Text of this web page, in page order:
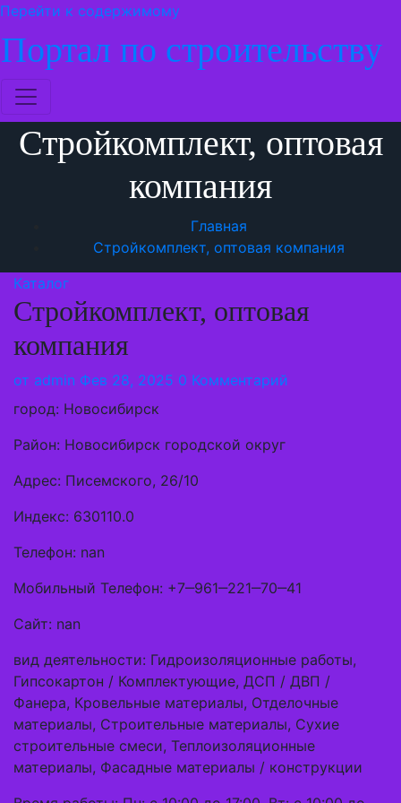
Перейти к содержимому
Портал по строительству
Стройкомплект, оптовая
компания
Главная
Стройкомплект, оптовая компания
Каталог
Стройкомплект, оптовая
компания
от admin Фев 28, 2025 0 Комментарий
город: Новосибирск
Район: Новосибирск городской округ
Адрес: Писемского, 26/10
Индекс: 630110.0
Телефон: nan
Мобильный Телефон: +7‒961‒221‒70‒41
Сайт: nan
вид деятельности: Гидроизоляционные работы,
Гипсокартон / Комплектующие, ДСП / ДВП /
Фанера, Кровельные материалы, Отделочные
материалы, Строительные материалы, Сухие
строительные смеси, Теплоизоляционные
материалы, Фасадные материалы / конструкции